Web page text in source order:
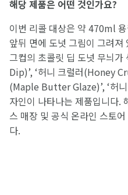
해당 제품은 어떤 것인가요?
이번 리콜 대상은 약 470ml
앞뒤 면에 도넛 그림이 그려
그컵의 초콜릿 딥 도넛 무늬
Dip)’, ‘허니 크럴러(Honey
(Maple Butter Glaze)’, ‘허
자인이 나타나는 제품입니다.
스 매장 및 공식 온라인 스토
다.